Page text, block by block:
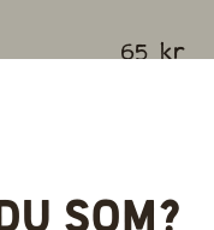
65kr
Du kan
som?